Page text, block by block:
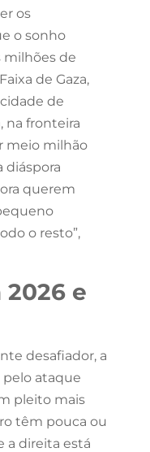
os
o sonho
milhões de
de Gaza,
de
na fronteira
meio milhão
diáspora
querem
o resto”,
e
desafiador, a
ataque
pleito mais
têm pouca ou
a direita está